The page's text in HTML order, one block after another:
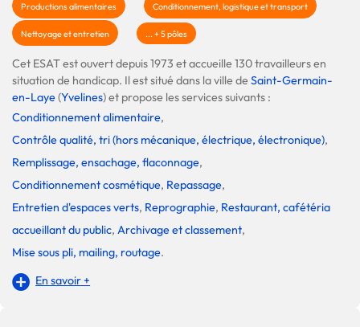
Productions alimentaires Conditionnement, logistique et transport
Nettoyage et entretien ... + 5 pôles
Cet ESAT est ouvert depuis 1973 et accueille 130 travailleurs en
situation de handicap. Il est situé dans la ville deSaint-Germain-
en-Laye(Yvelines) et propose les services suivants :
Conditionnement alimentaire,
Contrôle qualité, tri (hors mécanique, électrique, électronique),
Remplissage, ensachage, flaconnage,
Conditionnement cosmétique, Repassage,
Entretien d'espaces verts, Reprographie, Restaurant, cafétéria
accueillant du public, Archivage et classement,
Mise sous pli, mailing, routage.
En savoir +